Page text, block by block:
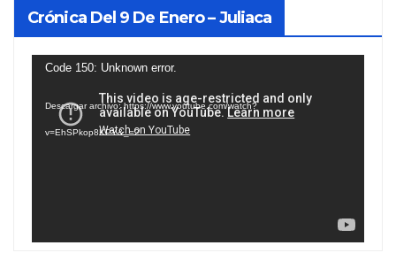
Crónica Del 9 De Enero – Juliaca
Reproductor
vídeo
Code 150: Unknown error.
Descargar archivo: https://www.youtube.com/watch?
v=EhSPkop8KPY&_=2